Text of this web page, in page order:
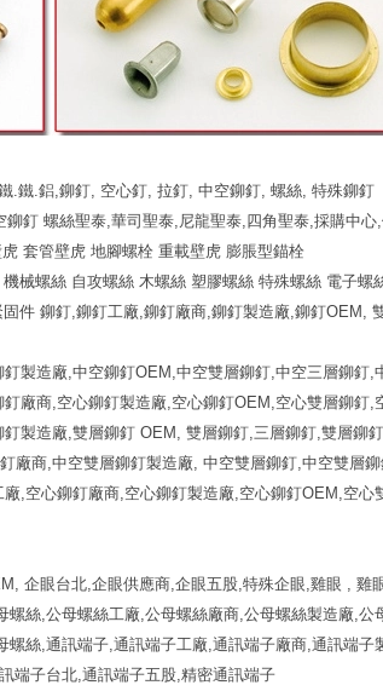
.鐵.鋁,鉚釘, 空心釘, 拉釘, 中空鉚釘, 螺絲, 特殊鉚釘
釘 螺絲聖泰,華司聖泰,尼龍聖泰,四角聖泰,採購中心
套管壁虎 地腳螺栓 重載壁虎 膨脹型錨栓
械螺絲 自攻螺絲 木螺絲 塑膠螺絲 特殊螺絲 電子螺
件 鉚釘,鉚釘工廠,鉚釘廠商,鉚釘製造廠,鉚釘OEM,
製造廠,中空鉚釘OEM,中空雙層鉚釘,中空三層鉚釘,
廠商,空心鉚釘製造廠,空心鉚釘OEM,空心雙層鉚釘
製造廠,雙層鉚釘 OEM, 雙層鉚釘,三層鉚釘,雙層鉚
廠商,中空雙層鉚釘製造廠, 中空雙層鉚釘,中空雙層
,空心鉚釘廠商,空心鉚釘製造廠,空心鉚釘OEM,空
企眼台北,企眼供應商,企眼五股,特殊企眼,雞眼 , 雞
絲,公母螺絲工廠,公母螺絲廠商,公母螺絲製造廠,
絲,通訊端子,通訊端子工廠,通訊端子廠商,通訊端
端子台北,通訊端子五股,精密通訊端子